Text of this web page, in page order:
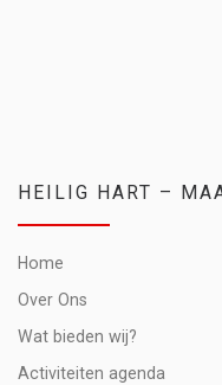
HEILIG HART –
Home
Over Ons
Wat bieden wij?
Activiteiten agenda